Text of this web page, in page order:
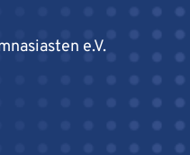
e.V.